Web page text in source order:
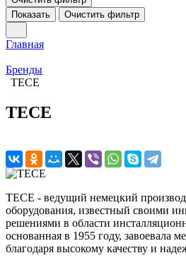
Показать
Очистить фильтр
Главная
Бренды
TECE
TECE
TECE - ведущий немецкий
оборудования, известный своими
решениями в области
основанная в 1955 году, завоевала
благодаря высокому качеству и